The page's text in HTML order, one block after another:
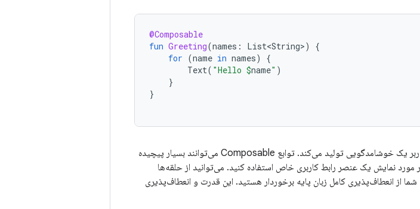
@Composable
fun Greeting(names : List<String>)
{
for (name in names)
{
Text( "Hello $name" )
}
}
این تابع لیستی از نام‌ها را دریافت می‌کند و برای هر کاربر یک خوشامدگویی تولید می‌کند. توابع Composable می‌توانند بسیار پیچیده
مورد نمایش یک عنصر رابط کاربری خاص استفاده کنید. می‌توانید از حلقه‌ها
شما از انعطاف‌پذیری کامل زبان پایه برخوردار هستید. این قدرت و انعطاف‌پذیری